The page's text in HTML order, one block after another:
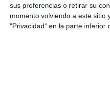
sus preferencias o retirar su
momento volviendo a este sitio
"Privacidad" en la parte inferior